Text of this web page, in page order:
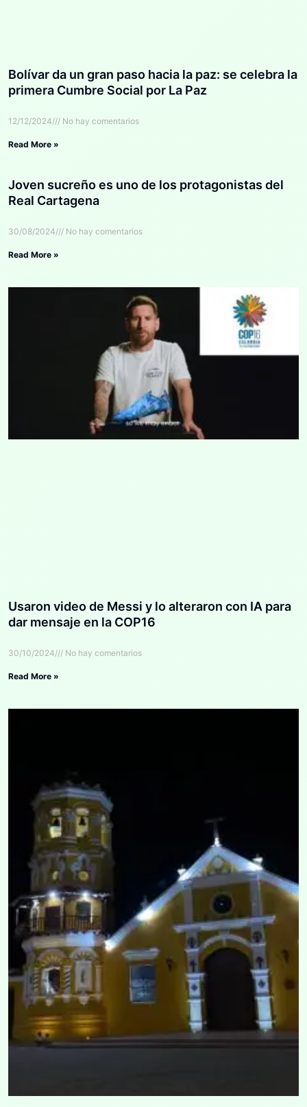
Bolívar da un gran paso hacia la paz: se celebra la
primera Cumbre Social por La Paz
12/12/2024 No hay comentarios
Read More »
Joven sucreño es uno de los protagonistas del
Real Cartagena
30/08/2024 No hay comentarios
Read More »
Usaron video de Messi y lo alteraron con IA para
dar mensaje en la COP16
30/10/2024 No hay comentarios
Read More »